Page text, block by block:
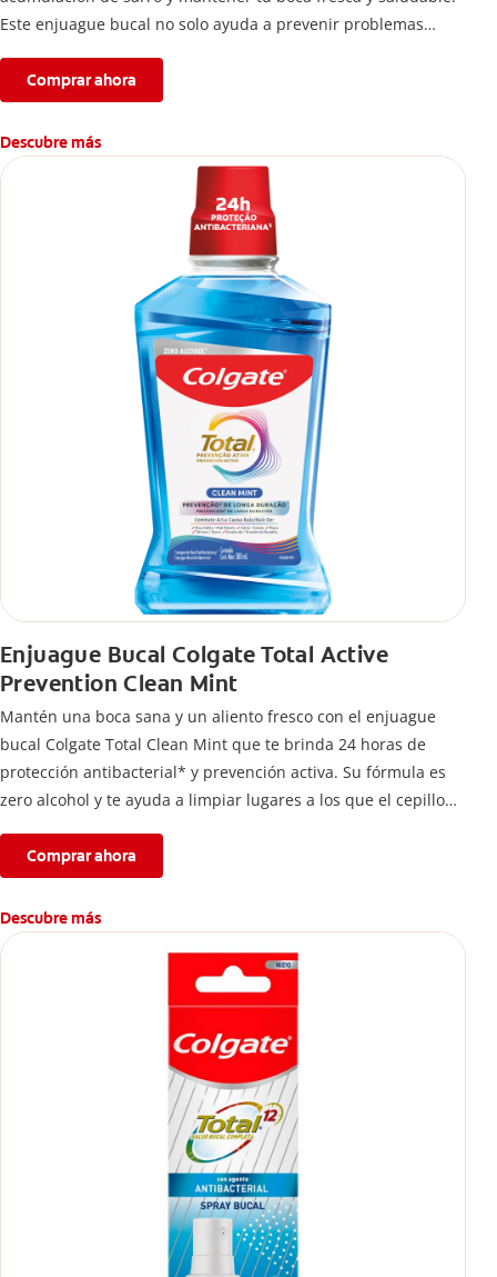
Este enjuague bucal no solo ayuda a prevenir problemas
Comprar ahora
Descubre más
Enjuague Bucal Colgate Total Active
Prevention Clean Mint
Mantén una boca sana y un aliento fresco con el enjuague
bucal Colgate Total Clean Mint que te brinda 24 horas de
protección antibacterial* y prevención activa. Su fórmula es
zero alcohol y te ayuda a limpiar lugares a los que el cepillo
Comprar ahora
Descubre más